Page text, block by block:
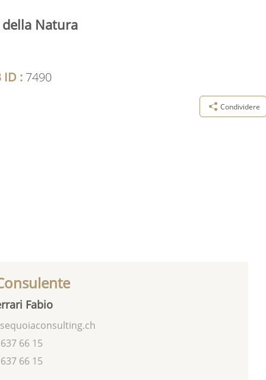
Natura
ID : 7490
Condividere
Fabio
66 15
66 15